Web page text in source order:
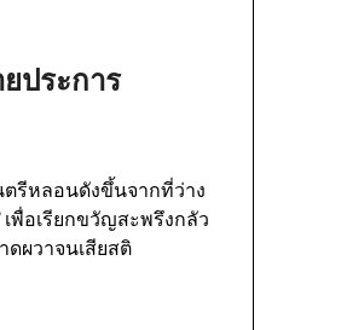
ประการ
ตรีหลอนดังขึ้นจากที่ว่าง
เพื่อเรียกขวัญสะพรึงกลัว
ดผวาจนเสียสติ